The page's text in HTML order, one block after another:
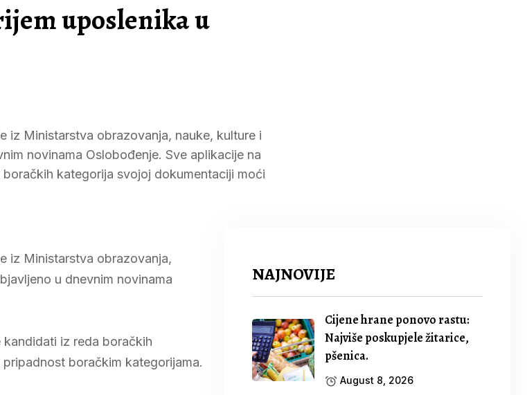
uposlenika u
iz Ministarstva obrazovanja, nauke, kulture i
novinama Oslobođenje. Sve aplikacije na
kategorija svojoj dokumentaciji moći
iz Ministarstva obrazovanja,
u dnevnim novinama
iz reda boračkih
boračkim kategorijama.
NAJNOVIJE
Cijene hrane ponovo rastu:
Najviše poskupjele žitarice,
pšenica.
August 8, 2026